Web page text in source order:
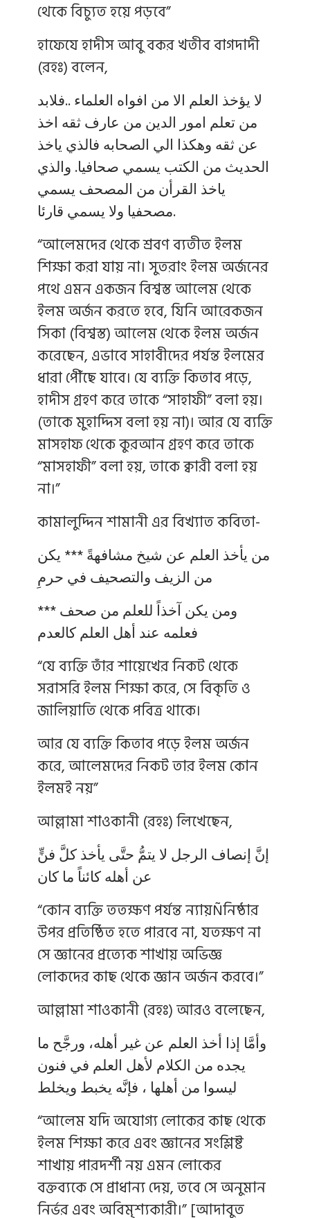
থেকে বিচ্যুত হয়ে পড়বে”
হাফেযে হাদীস আবু বকর খতীব বাগদাদী
(রহঃ) বলেন,
لا يؤخذ العلم الا من افواه العلماء ..فلابد
من تعلم امور الدين من عارف ثقه اخذ
عن ثقه وهكذا الي الصحابه فالذي ياخذ
الحديث من الكتب يسمي صحافيا. والذي
ياخذ القرأن من المصحف يسمي
مصحفيا ولا يسمي قارئا.
“আলেমদের থেকে শ্রবণ ব্যতীত ইলম
শিক্ষা করা যায় না। সুতরাং ইলম অর্জনের
পথে এমন একজন বিশ্বস্ত আলেম থেকে
ইলম অর্জন করতে হবে, যিনি আরেকজন
সিকা (বিশ্বস্ত) আলেম থেকে ইলম অর্জন
করেছেন, এভাবে সাহাবীদের পর্যন্ত ইলমের
ধারা পেীঁছে যাবে। যে ব্যক্তি কিতাব পড়ে,
হাদীস গ্রহণ করে তাকে “সাহাফী” বলা হয়।
(তাকে মুহাদ্দিস বলা হয় না)। আর যে ব্যক্তি
মাসহাফ থেকে কুরআন গ্রহণ করে তাকে
“মাসহাফী” বলা হয়, তাকে ক্বারী বলা হয়
না।”
কামালুদ্দিন শামানী এর বিখ্যাত কবিতা-
من يأخذ العلم عن شيخ مشافهةً *** يكن
من الزيف والتصحيف في حرمِ
ومن يكن آخذاً للعلم من صحف ***
فعلمه عند أهل العلم كالعدم
“যে ব্যক্তি তাঁর শায়েখের নিকট থেকে
সরাসরি ইলম শিক্ষা করে, সে বিকৃতি ও
জালিয়াতি থেকে পবিত্র থাকে।
আর যে ব্যক্তি কিতাব পড়ে ইলম অর্জন
করে, আলেমদের নিকট তার ইলম কোন
ইলমই নয়”
আল্লামা শাওকানী (রহঃ) লিখেছেন,
إنَّ إنصاف الرجل لا يتمُّ حتَّى يأخذ كلَّ فنٍّ
عن أهله كائناً ما كان
“কোন ব্যক্তি ততক্ষণ পর্যন্ত ন্যায়Ñনিষ্ঠার
উপর প্রতিষ্ঠিত হতে পারবে না, যতক্ষণ না
সে জ্ঞানের প্রত্যেক শাখায় অভিজ্ঞ
লোকদের কাছ থেকে জ্ঞান অর্জন করবে।”
আল্লামা শাওকানী (রহঃ) আরও বলেছেন,
وأمَّا إذا أخذ العلم عن غير أهله، ورجَّح ما
يجده من الكلام لأهل العلم في فنون
ليسوا من أهلها ، فإنَّه يخبط ويخلط
“আলেম যদি অযোগ্য লোকের কাছ থেকে
ইলম শিক্ষা করে এবং জ্ঞানের সংশ্লিষ্ট
শাখায় পারদর্শী নয় এমন লোকের
বক্তব্যকে সে প্রাধান্য দেয়, তবে সে অনুমান
নির্ভর এবং অবিমৃশ্যকারী।” [আদাবুত